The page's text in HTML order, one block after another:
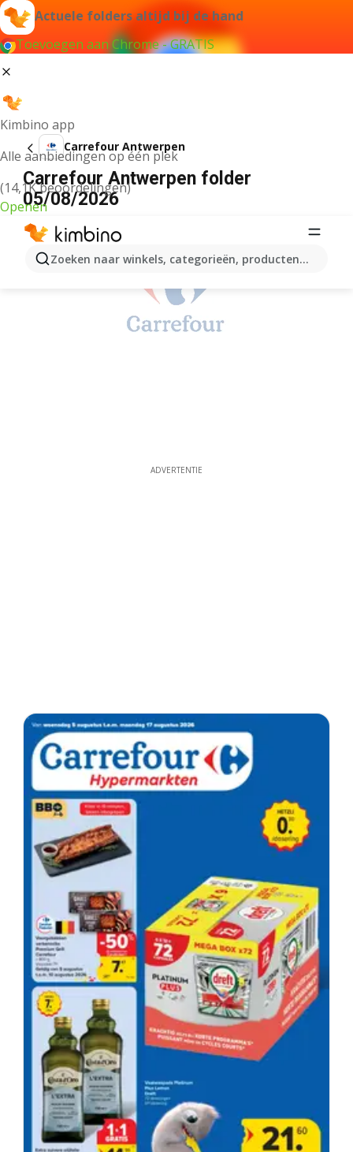
Actuele folders altijd bij de hand
Toevoegen aan Chrome - GRATIS
Kimbino app
Alle aanbiedingen op één plek
(14,1K beoordelingen)
Openen
Zoeken naar winkels, categorieën, producten...
Carrefour Antwerpen
Carrefour Antwerpen folder
05/08/2026
ADVERTENTIE